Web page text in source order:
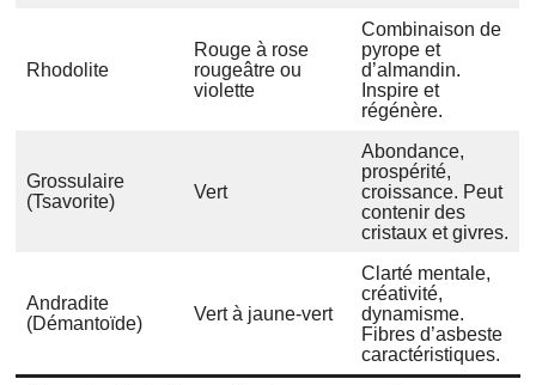
Rhodolite
Rouge à rose
rougeâtre ou
violette
Combinaison de
pyrope et
d’almandin.
Inspire et
régénère.
Grossulaire
(Tsavorite)
Vert
Abondance,
prospérité,
croissance. Peut
contenir des
cristaux et givres.
Andradite
(Démantoïde)
Vert à jaune-vert
Clarté mentale,
créativité,
dynamisme.
Fibres d’asbeste
caractéristiques.